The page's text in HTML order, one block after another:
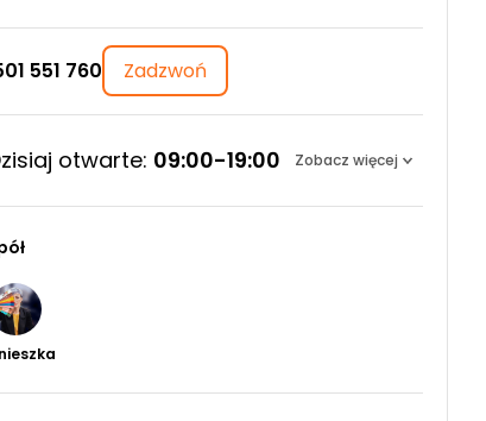
551 760 Zadzwoń
otwarte: 09:00-19:00 Zobacz więcej